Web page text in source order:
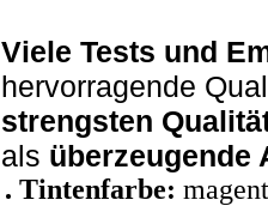
Viele Tests und
hervorragende
strengsten
als überzeugende
Tintenfarbe: